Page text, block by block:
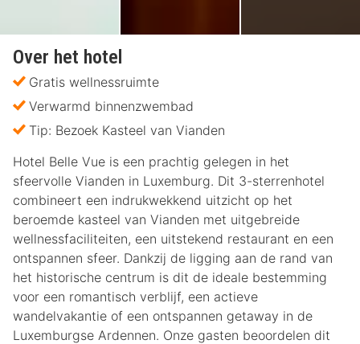
Over het hotel
Gratis wellnessruimte
Verwarmd binnenzwembad
Tip: Bezoek Kasteel van Vianden
Hotel Belle Vue is een prachtig gelegen in het
sfeervolle Vianden in Luxemburg. Dit 3-sterrenhotel
combineert een indrukwekkend uitzicht op het
beroemde kasteel van Vianden met uitgebreide
wellnessfaciliteiten, een uitstekend restaurant en een
ontspannen sfeer. Dankzij de ligging aan de rand van
het historische centrum is dit de ideale bestemming
voor een romantisch verblijf, een actieve
wandelvakantie of een ontspannen getaway in de
Luxemburgse Ardennen. Onze gasten beoordelen dit